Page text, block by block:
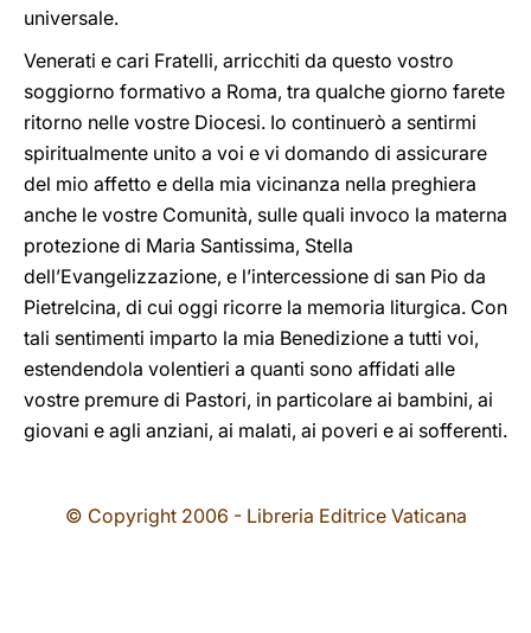
universale.
Venerati e cari Fratelli, arricchiti da questo vostro
soggiorno formativo a Roma, tra qualche giorno farete
ritorno nelle vostre Diocesi. Io continuerò a sentirmi
spiritualmente unito a voi e vi domando di assicurare
del mio affetto e della mia vicinanza nella preghiera
anche le vostre Comunità, sulle quali invoco la materna
protezione di Maria Santissima, Stella
dell’Evangelizzazione, e l’intercessione di san Pio da
Pietrelcina, di cui oggi ricorre la memoria liturgica. Con
tali sentimenti imparto la mia Benedizione a tutti voi,
estendendola volentieri a quanti sono affidati alle
vostre premure di Pastori, in particolare ai bambini, ai
giovani e agli anziani, ai malati, ai poveri e ai sofferenti.
© Copyright 2006 - Libreria Editrice Vaticana